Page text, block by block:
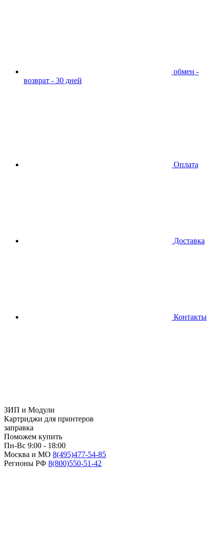
обмен -
возврат - 30 дней
Оплата
Доставка
Контакты
ЗИП и Модули
Картриджи для принтеров
заправка
Поможем купить
Пн-Вс 9:00 - 18:00
Москва и МО 8(495)477-54-85
Регионы РФ 8(800)550-51-42